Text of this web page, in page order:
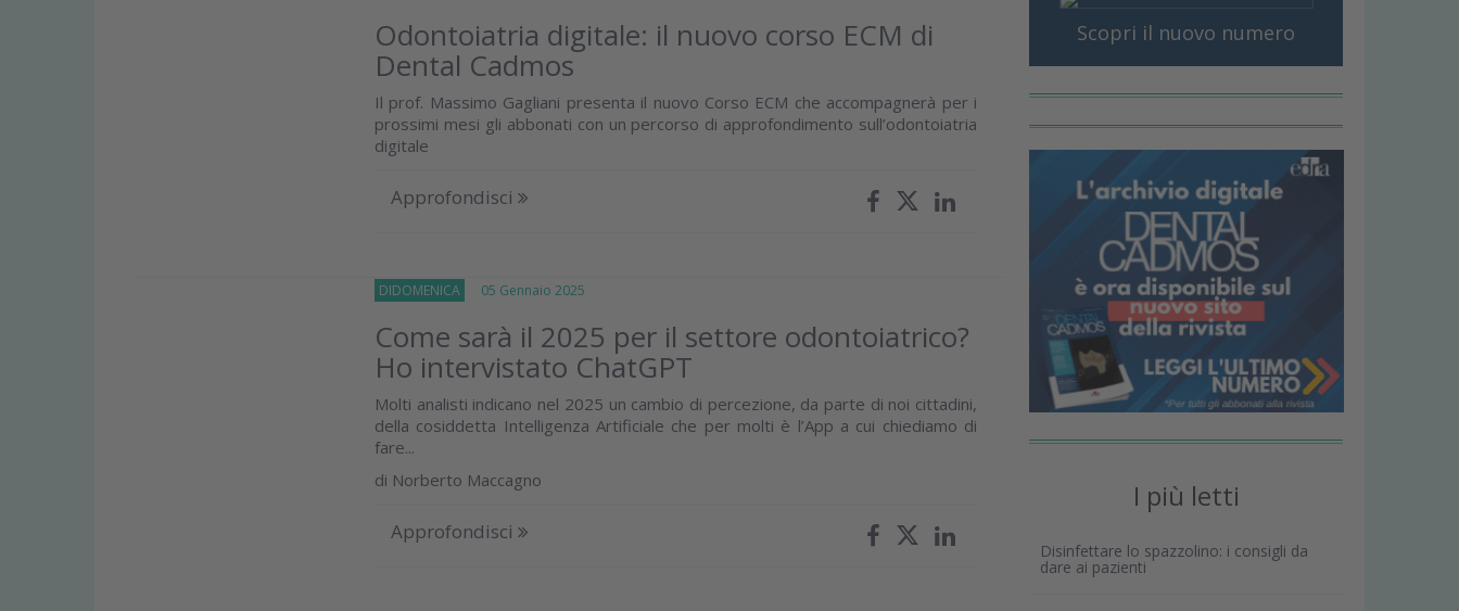
Odontoiatria digitale: il nuovo corso ECM di
Dental Cadmos
Il prof. Massimo Gagliani presenta il nuovo Corso ECM che accompagnerà per i
prossimi mesi gli abbonati con un percorso di approfondimento sull’odontoiatria
digitale
Approfondisci
DIDOMENICA 05 Gennaio 2025
Come sarà il 2025 per il settore odontoiatrico?
Ho intervistato ChatGPT
Molti analisti indicano nel 2025 un cambio di percezione, da parte di noi cittadini,
della cosiddetta Intelligenza Artificiale che per molti è l’App a cui chiediamo di
fare...
di Norberto Maccagno
Approfondisci
Scopri il nuovo numero
I più letti
Disinfettare lo spazzolino: i consigli da
dare ai pazienti